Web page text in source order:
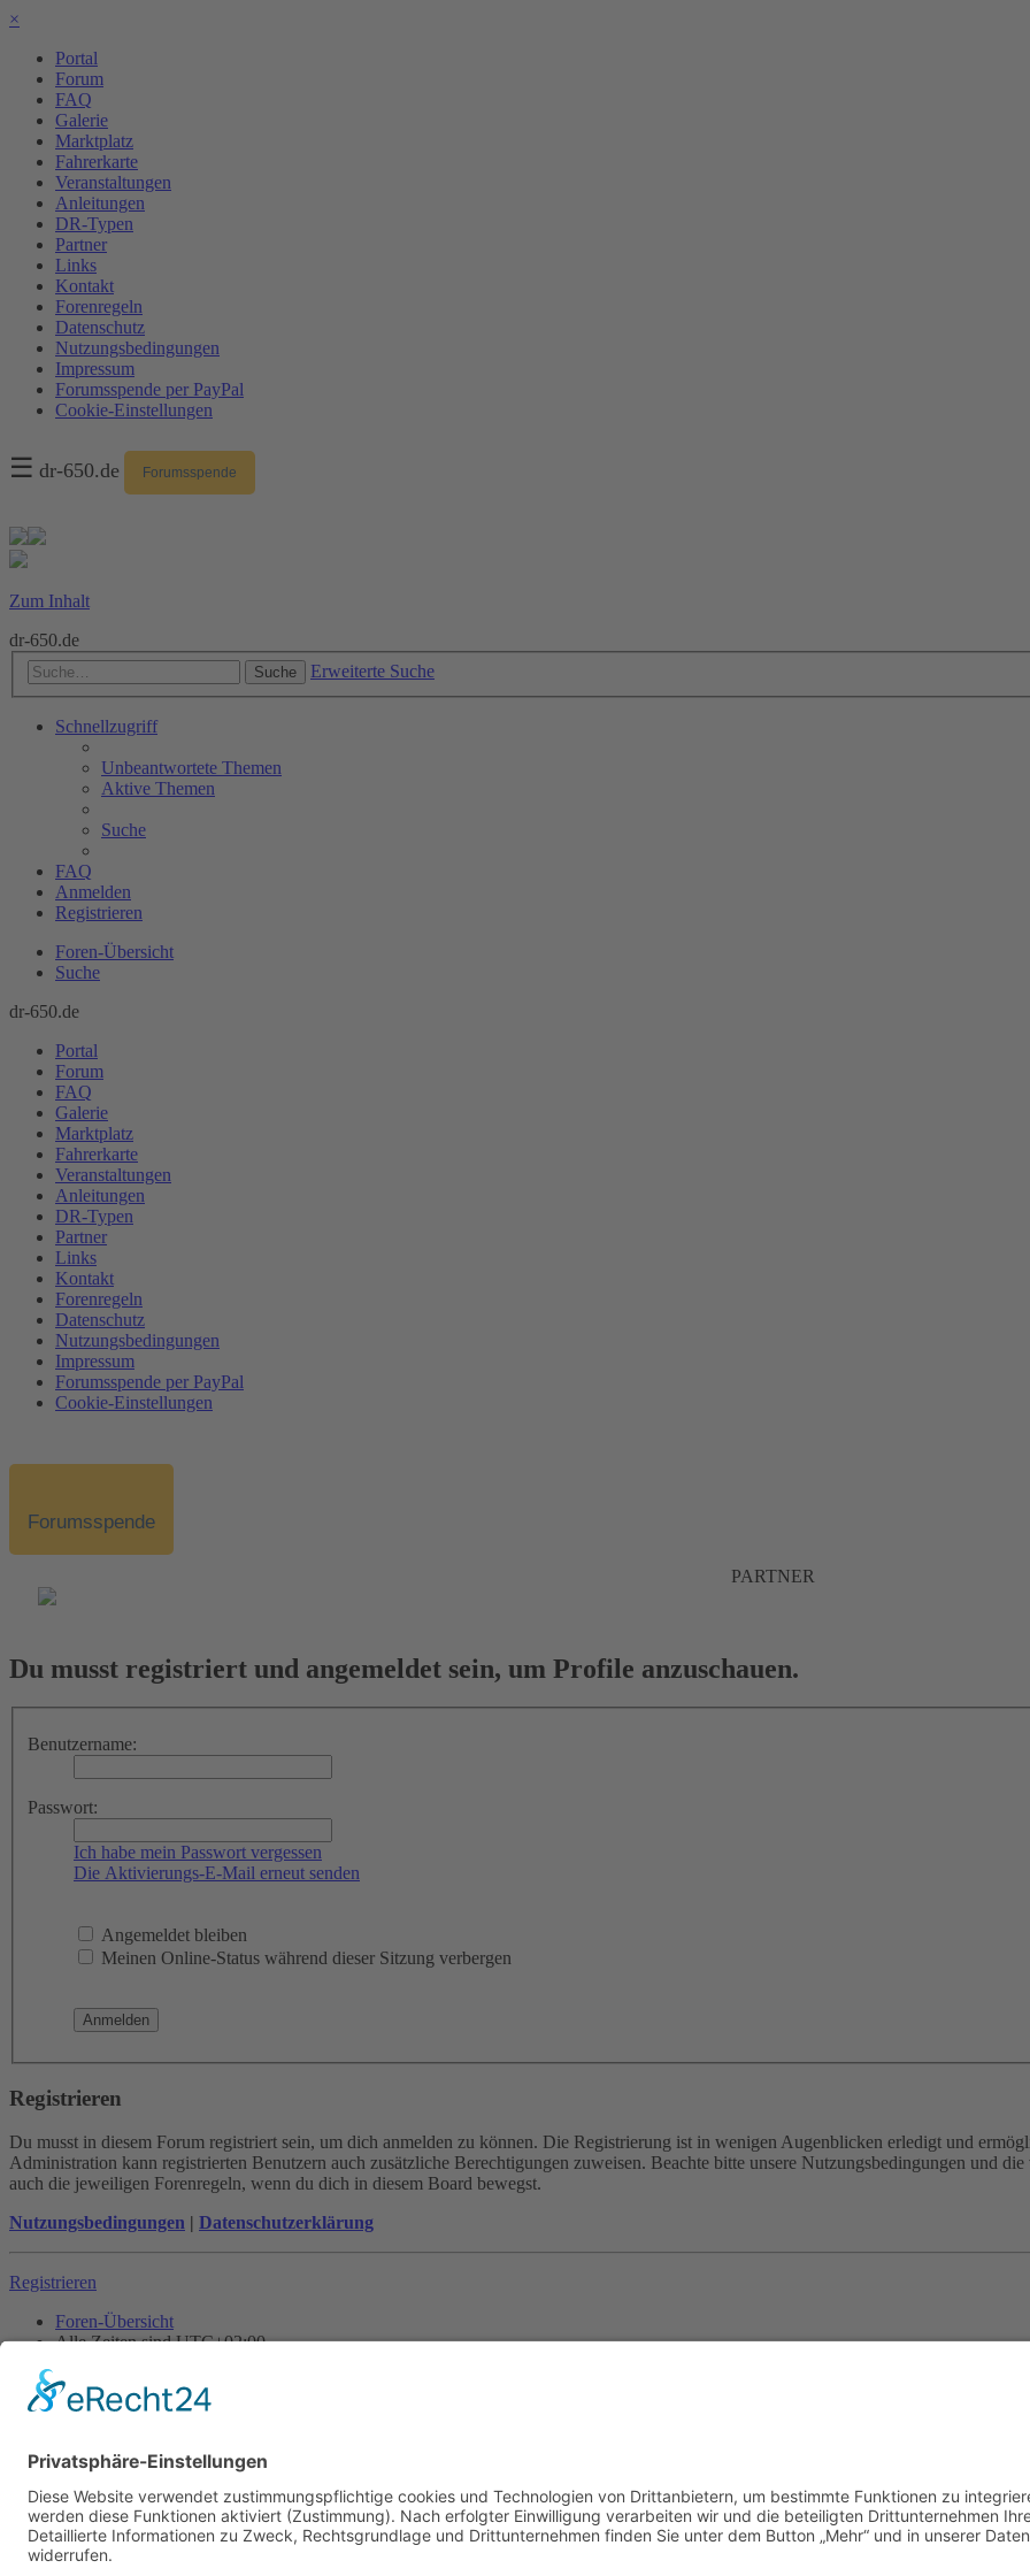
×
Portal
Forum
FAQ
Galerie
Marktplatz
Fahrerkarte
Veranstaltungen
Anleitungen
DR-Typen
Partner
Links
Kontakt
Forenregeln
Datenschutz
Nutzungsbedingungen
Impressum
Forumsspende per PayPal
Cookie-Einstellungen
☰ dr-650.de Forumsspende
Zum Inhalt
dr-650.de
Suche Erweiterte Suche
Schnellzugriff
Unbeantwortete Themen
Aktive Themen
Suche
FAQ
Anmelden
Registrieren
Foren-Übersicht
Suche
dr-650.de
Portal
Forum
FAQ
Galerie
Marktplatz
Fahrerkarte
Veranstaltungen
Anleitungen
DR-Typen
Partner
Links
Kontakt
Forenregeln
Datenschutz
Nutzungsbedingungen
Impressum
Forumsspende per PayPal
Cookie-Einstellungen
Forumsspende
PARTNER
Du musst registriert und angemeldet sein, um Profile anzuschauen.
Benutzername:
Passwort:
Ich habe mein Passwort vergessen
Die Aktivierungs-E-Mail erneut senden
Angemeldet bleiben
Meinen Online-Status während dieser Sitzung verbergen
Registrieren
Du musst in diesem Forum registriert sein, um dich anmelden zu können. Die Registrierung ist in wenigen Augenblicken erledigt und
Administration kann registrierten Benutzern auch zusätzliche Berechtigungen zuweisen. Beachte bitte unsere Nutzungsbedingungen und
auch die jeweiligen Forenregeln, wenn du dich in diesem Board bewegst.
Nutzungsbedingungen | Datenschutzerklärung
Registrieren
Foren-Übersicht
Alle Zeiten sindUTC+02:00
Powered byphpBB® Forum Software © phpBB Limited
Datenschutz |Nutzungsbedingungen
Time: 0.019s| Peak Memory Usage: 10.41 MiB | GZIP: Off